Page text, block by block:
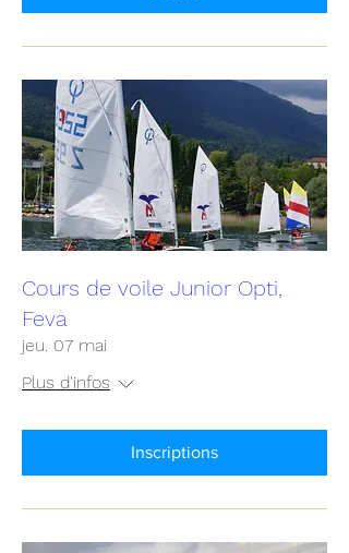
Cours de voile Junior Opti,
Feva
jeu. 07 mai
Plus d'infos
Inscriptions